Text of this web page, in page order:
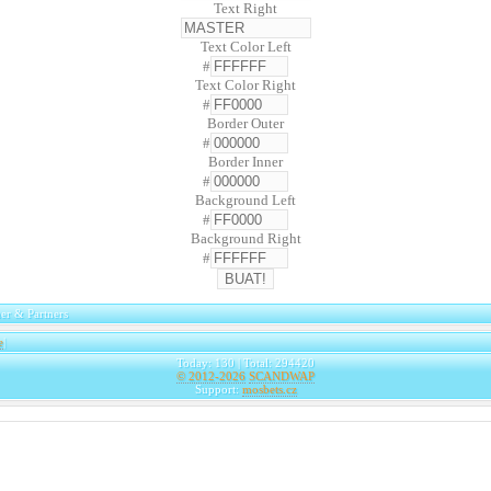
Text Right
Text Color Left
#
Text Color Right
#
Border Outer
#
Border Inner
#
Background Left
#
Background Right
#
& Partners
|
Today: 130 | Total: 294420
© 2012-2026 SCANDWAP
Support: mosbets.cz